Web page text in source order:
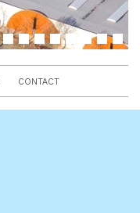
CONTACT